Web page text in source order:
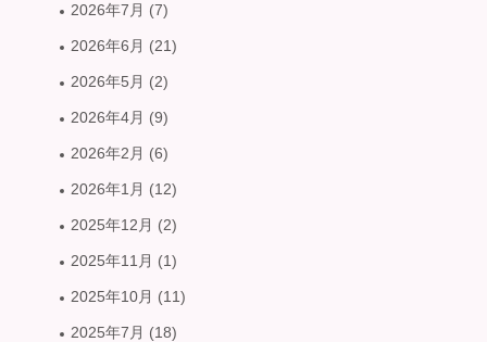
2026年7月 (7)
2026年6月 (21)
2026年5月 (2)
2026年4月 (9)
2026年2月 (6)
2026年1月 (12)
2025年12月 (2)
2025年11月 (1)
2025年10月 (11)
2025年7月 (18)